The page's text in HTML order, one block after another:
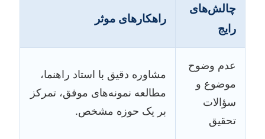
چالش‌های
رایج
راهکارهای موثر
عدم وضوح
موضوع و
سؤالات
تحقیق
مشاوره دقیق با استاد راهنما،
مطالعه نمونه‌های موفق، تمرکز
بر یک حوزه مشخص.